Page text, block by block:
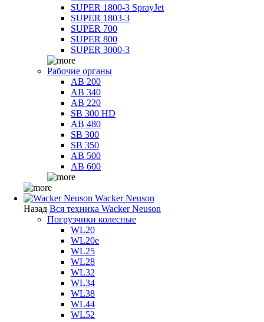
SUPER 1800-3 SprayJet
SUPER 1803-3
SUPER 700
SUPER 800
SUPER 3000-3
Рабочие органы
AB 200
AB 340
AB 220
SB 300 HD
AB 480
SB 300
SB 350
AB 500
AB 600
Wacker Neuson
Назад Вся техника Wacker Neuson
Погрузчики колесные
WL20
WL20e
WL25
WL28
WL32
WL34
WL38
WL44
WL52